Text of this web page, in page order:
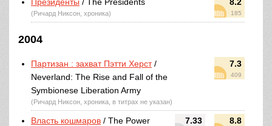
185
(Ричард Никсон, хроника)
2004
7.3
409
Партизан : захват Пэтти Херст/
Neverland: The Rise and Fall of the
Symbionese Liberation Army
(Ричард Никсон, хроника, в титрах не указан)
7.33 8.8
Власть кошмаров / The Power